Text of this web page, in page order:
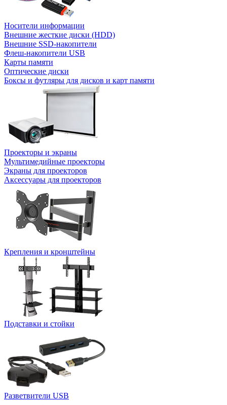
Носители информации
Внешние жесткие диски (HDD)
Внешние SSD-накопители
Флеш-накопители USB
Карты памяти
Оптические диски
Боксы и футляры для дисков и карт памяти
Проекторы и экраны
Мультимедийные проекторы
Экраны для проекторов
Аксессуары для проекторов
Крепления и кронштейны
Подставки и стойки
Разветвители USB